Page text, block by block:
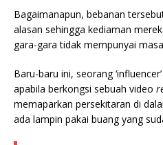
Bagaimanapun, bebanan
alasan sehingga kediaman
gara-gara tidak mempunyai
Baru-baru ini, seorang
apabila berkongsi sebuah video
memaparkan persekitaran di
ada lampin pakai buang yang